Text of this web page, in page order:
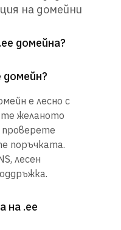
на домейни
домейна?
домейн?
е лесно с
желаното
проверете
поръчката.
лесен
на .ee